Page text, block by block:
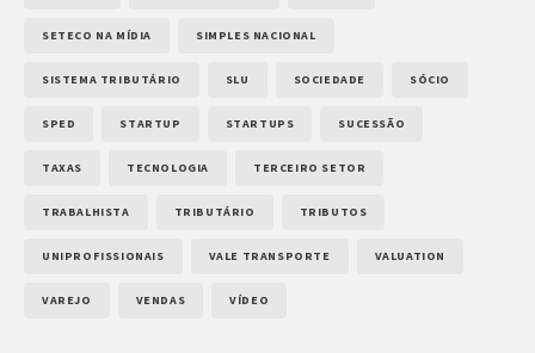
SETECO NA MÍDIA SIMPLES NACIONAL
SISTEMA TRIBUTÁRIO SLU SOCIEDADE SÓCIO
SPED STARTUP STARTUPS SUCESSÃO
TAXAS TECNOLOGIA TERCEIRO SETOR
TRABALHISTA TRIBUTÁRIO TRIBUTOS
UNIPROFISSIONAIS VALE TRANSPORTE VALUATION
VAREJO VENDAS VÍDEO